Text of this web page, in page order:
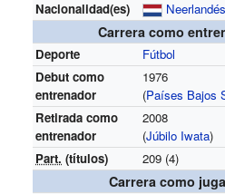
Nacionalidad(es)
Neerlandés
Carrera como
Deporte
Fútbol
Debut como
entrenador
1976
(Países Bajos
Retirada como
entrenador
2008
(Júbilo Iwata)
Part. (títulos) 209 (4)
Carrera como